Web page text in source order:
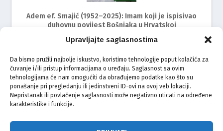
Upravljajte saglasnostima
Da bismo pružili najbolje iskustvo, koristimo tehnologije poput kolačića za
čuvanje i/ili pristup informacijama o uređaju. Saglasnost sa ovim
tehnologijama će nam omogućiti da obrađujemo podatke kao što su
ponašanje pri pregledanju ili jedinstveni ID-ovi na ovoj veb lokaciji.
Nepristanak ili povlačenje saglasnosti može negativno uticati na određene
karakteristike i funkcije.
Adem ef. Smajić (1952–2025): Imam koji je ispisivao
duhovnu povijest Bošnjaka u Hrvatskoj
Muftija Fazlović u Zagrebu: Islamski centar i džamija
imaju posebno mjesto u dovama bošnjačkog naroda